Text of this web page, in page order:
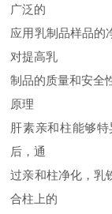
广泛的
应用乳制品样品的
对提高乳
制品的质量和安全
原理
肝素亲和柱能够
后，通
过亲和柱净化，乳
合柱上的